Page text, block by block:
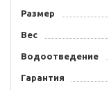
Размер
Вес
Водоотведение
Гарантия